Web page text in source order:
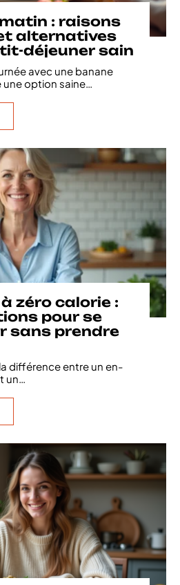
: raisons
alternatives
déjeuner sain
avec une banane
une option saine…
zéro calorie :
pour se
sans prendre
différence entre un en-
un